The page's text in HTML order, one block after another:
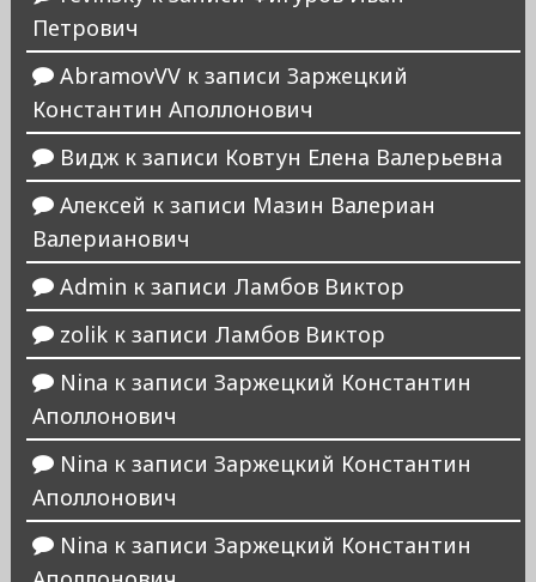
Петрович
AbramovVVк записи Заржецкий
Константин Аполлонович
Виджк записи Ковтун Елена Валерьевна
Алексей к записи Мазин Валериан
Валерианович
Admin к записи Ламбов Виктор
zolikк записи Ламбов Виктор
Nina к записи Заржецкий Константин
Аполлонович
Nina к записи Заржецкий Константин
Аполлонович
Nina к записи Заржецкий Константин